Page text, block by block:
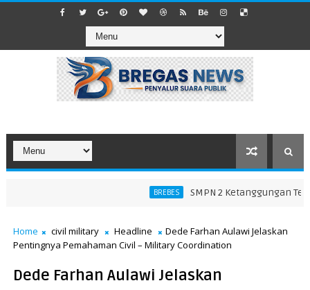
BREBES SMPN 2 Ketanggungan
Home civil military Headline
Dede Farhan Aulawi Jelaskan
Pentingnya Pemahaman Civil – Military Coordination
Dede Farhan Aulawi Jelaskan